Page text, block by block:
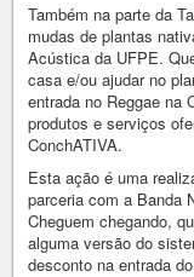
Também na parte da
mudas de plantas
Acústica da UFPE.
casa e/ou ajudar no
entrada no Reggae na
produtos e serviços
ConchATIVA.
Esta ação é uma
parceria com a Banda
Cheguem chegando,
alguma versão do
desconto na entrada